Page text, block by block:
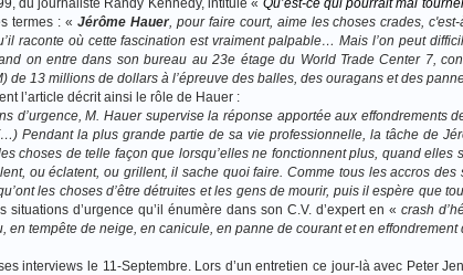
du journaliste Randy Kennedy, intitulé « Qu’est-ce qui pourrait mal
termes : «Jérôme Hauer, pour faire court, aime les choses crades,
raconte où cette fascination est vraiment palpable… Mais l’on peut
on entre dans son bureau au 23e étage du World Trade Center 7,
de 13 millions de dollars à l’épreuve des balles, des ouragans et des
l’article décrit ainsi le rôle de Hauer :
d’urgence, M. Hauer supervise la réponse apportée aux effondrements
Pendant la plus grande partie de sa vie professionnelle, la tâche de
choses de telle façon que lorsqu’elles ne fonctionnent plus, quand elles
ou éclatent, ou grillent, il sache quoi faire. Comme tous les accros des
les choses d’être détruites et les gens de mourir, puis il espère que
situations d’urgence qu’il énumère dans son C.V. d’expert en « crash
en tempête de neige, en canicule, en panne de courant et en effondrement
interviews le 11-Septembre. Lors d’un entretien ce jour-là avec Peter